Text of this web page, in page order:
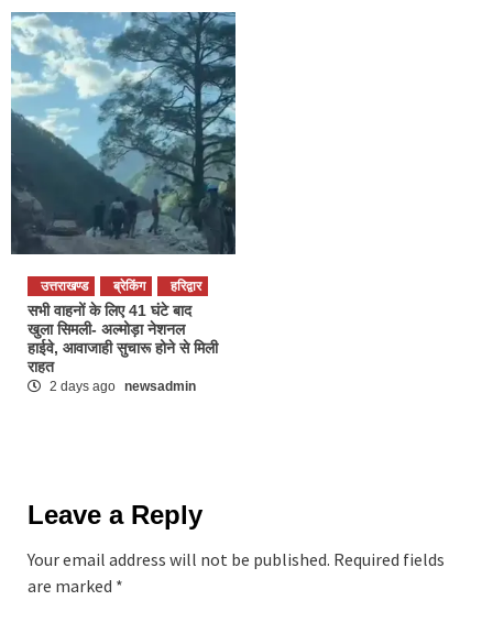
उत्तराखण्ड ब्रेकिंग हरिद्वार
सभी वाहनों के लिए 41 घंटे बाद
खुला सिमली- अल्मोड़ा नेशनल
हाईवे, आवाजाही सुचारू होने से मिली
राहत
2 days ago newsadmin
Leave a Reply
Your email address will not be published. Required fields
are marked *